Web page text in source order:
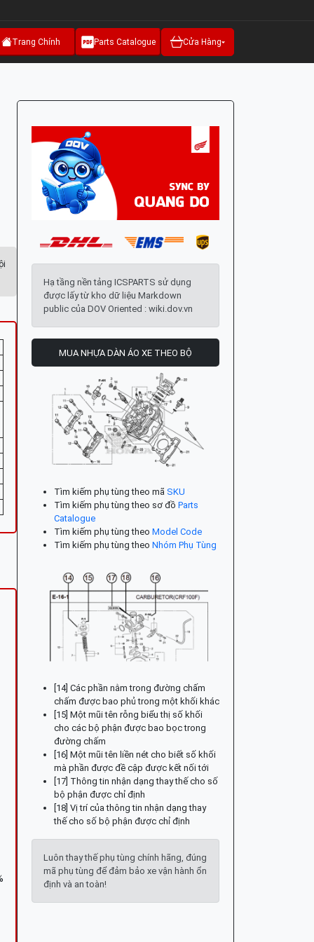
Trang Chính Parts Catalogue Cửa Hàng
Hạ tầng nền tảng ICSPARTS sử dụng
được lấy từ kho dữ liệu Markdown
public của DOV Oriented : wiki.dov.vn
MUA NHỰA DÀN ÁO XE THEO BỘ
Tìm kiếm phụ tùng theo mã SKU
Tìm kiếm phụ tùng theo sơ đồ Parts
Catalogue
Tìm kiếm phụ tùng theo Model Code
Tìm kiếm phụ tùng theo Nhóm Phụ Tùng
[14] Các phần nằm trong đường chấm
chấm được bao phủ trong một khối khác
[15] Một mũi tên rỗng biểu thị số khối
cho các bộ phận được bao bọc trong
đường chấm
[16] Một mũi tên liền nét cho biết số khối
mà phần được đề cập được kết nối tới
[17] Thông tin nhận dạng thay thế cho số
bộ phận được chỉ định
[18] Vị trí của thông tin nhận dạng thay
thế cho số bộ phận được chỉ định
Luôn thay thế phụ tùng chính hãng, đúng
mã phụ tùng để đảm bảo xe vận hành ổn
định và an toàn!